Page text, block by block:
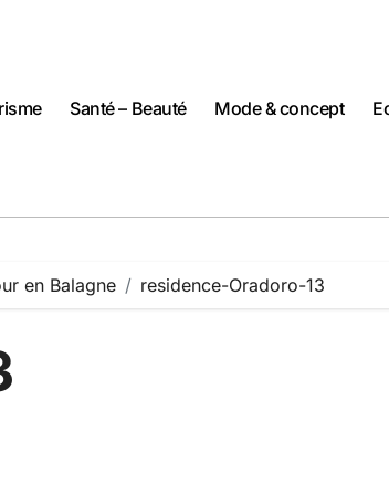
Santé – Beauté Mode & concept
en Balagne residence-Oradoro-13